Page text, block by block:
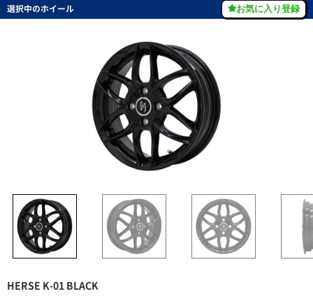
選択中のホイール お気に入り登録
HERSE K-01 BLACK